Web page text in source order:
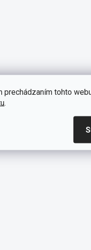
tohto
.